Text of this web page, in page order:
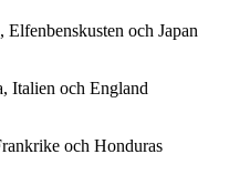
och Japan
Italien och England
och Honduras